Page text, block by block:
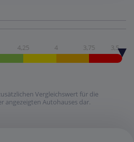
4,25 4 3,75 3,5
Vergleichswert für die
angezeigten Autohauses dar.